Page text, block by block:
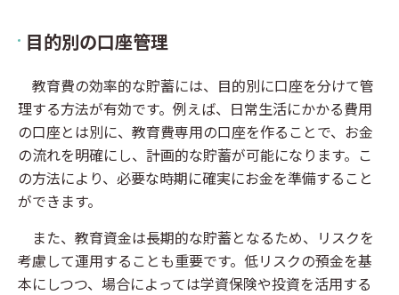
目的別の口座管理
教育費の効率的な貯蓄には、目的別に口座を分けて管
理する方法が有効です。例えば、日常生活にかかる費用
の口座とは別に、教育費専用の口座を作ることで、お金
の流れを明確にし、計画的な貯蓄が可能になります。こ
の方法により、必要な時期に確実にお金を準備すること
ができます。
また、教育資金は長期的な貯蓄となるため、リスクを
考慮して運用することも重要です。低リスクの預金を基
本にしつつ、場合によっては学資保険や投資を活用する